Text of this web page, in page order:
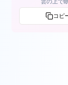
コピ